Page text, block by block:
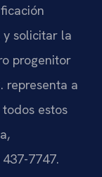
y solicitar la
progenitor
representa a
estos
7747.